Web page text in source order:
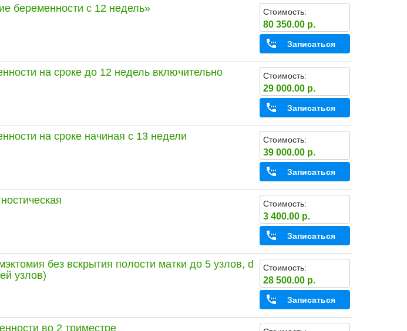
беременности с 12 недель» Стоимость:
80 350.00 р.
Записаться
на сроке до 12 недель включительно Стоимость:
29 000.00 р.
Записаться
на сроке начиная с 13 недели
Стоимость:
39 000.00 р.
Записаться
Стоимость:
3 400.00 р.
Записаться
без вскрытия полости матки до 5 узлов, d
узлов)
Стоимость:
28 500.00 р.
Записаться
во 2 триместре